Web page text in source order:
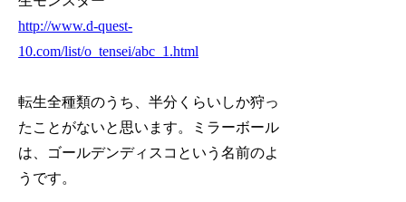
http://www.d-quest-
10.com/list/o_tensei/abc_1.html
転生全種類のうち、半分くらいしか狩っ
たことがないと思います。ミラーボール
は、ゴールデンディスコという名前のよ
うです。